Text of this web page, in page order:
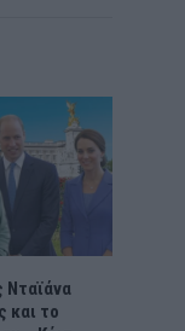
Νταϊάνα
και το